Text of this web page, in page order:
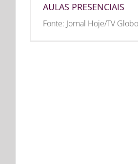
AULAS PRESENCIAIS
Fonte: Jornal Hoje/TV